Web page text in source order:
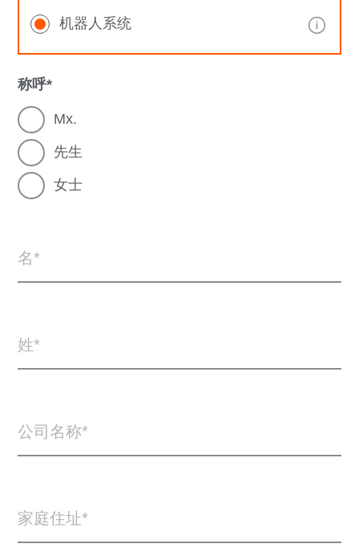
机器人系统
称呼
Mx.
先生
女士
名
姓
公司名称
家庭住址